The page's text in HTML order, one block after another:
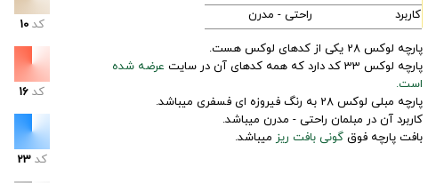
کاربرد
راحتی - مدرن
پارچه لوکس 28 یکی از کدهای لوکس هست.
پارچه لوکس 33 کد دارد که همه کدهای آن در سایت
عرضه شده
است.
پارچه مبلی لوکس 28 به رنگ فیروزه ای فسفری میباشد.
کاربرد آن در مبلمان راحتی - مدرن میباشد.
بافت پارچه فوقگونی بافت ریز میباشد.
کد 10
کد 16
کد 23